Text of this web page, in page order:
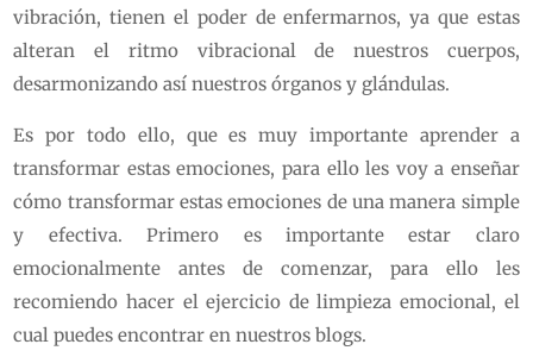
vibración, tienen el poder de enfermarnos, ya que estas
alteran el ritmo vibracional de nuestros cuerpos,
desarmonizando así nuestros órganos y glándulas.
Es por todo ello, que es muy importante aprender a
transformar estas emociones, para ello les voy a enseñar
cómo transformar estas emociones de una manera simple
y efectiva. Primero es importante estar claro
emocionalmente antes de comenzar, para ello les
recomiendo hacer el ejercicio de limpieza emocional, el
cual puedes encontrar en nuestros blogs.